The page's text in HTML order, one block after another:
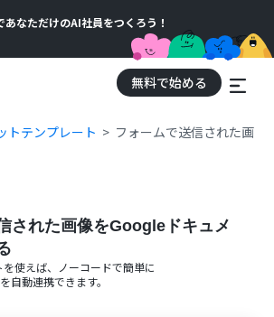
なただけのAI社員をつくろう！
無料で始める
トテンプレート フォームで送信された画
された画像をGoogleドキュメ
使えば、ノーコードで簡単に
を自動連携できます。